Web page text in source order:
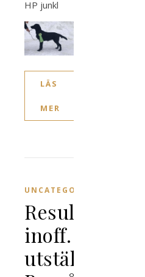
HP junkl
LÄS
MER
UNCATEGORIZED
Resultat
inoff.
utställning